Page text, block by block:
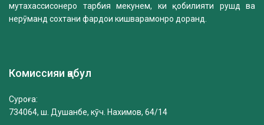
мутахассисонеро тарбия мекунем, ки қобилияти рушд ва
нерӯманд сохтани фардои кишварамонро доранд.
Комиссияи қабул
Суроға:
734064, ш. Душанбе, кӯч. Нахимов, 64/14